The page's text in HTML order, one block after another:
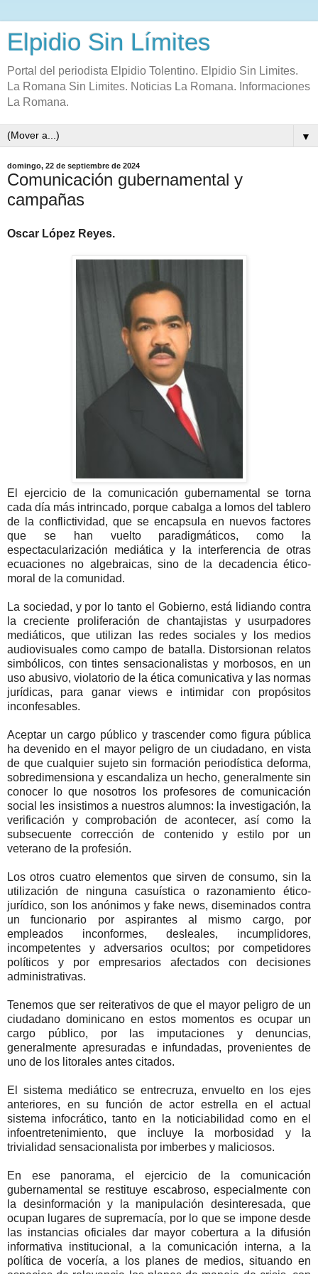
Elpidio Sin Límites
Portal del periodista Elpidio Tolentino. Elpidio Sin Limites.
La Romana Sin Limites. Noticias La Romana. Informaciones
La Romana.
▼
domingo, 22 de septiembre de 2024
Comunicación gubernamental y
campañas
Oscar López Reyes.
El ejercicio de la comunicación gubernamental se torna
cada día más intrincado, porque cabalga a lomos del tablero
de la conflictividad, que se encapsula en nuevos factores
que se han vuelto paradigmáticos, como la
espectacularización mediática y la interferencia de otras
ecuaciones no algebraicas, sino de la decadencia ético-
moral de la comunidad.
La sociedad, y por lo tanto el Gobierno, está lidiando contra
la creciente proliferación de chantajistas y usurpadores
mediáticos, que utilizan las redes sociales y los medios
audiovisuales como campo de batalla. Distorsionan relatos
simbólicos, con tintes sensacionalistas y morbosos, en un
uso abusivo, violatorio de la ética comunicativa y las normas
jurídicas, para ganar views e intimidar con propósitos
inconfesables.
Aceptar un cargo público y trascender como figura pública
ha devenido en el mayor peligro de un ciudadano, en vista
de que cualquier sujeto sin formación periodística deforma,
sobredimensiona y escandaliza un hecho, generalmente sin
conocer lo que nosotros los profesores de comunicación
social les insistimos a nuestros alumnos: la investigación, la
verificación y comprobación de acontecer, así como la
subsecuente corrección de contenido y estilo por un
veterano de la profesión.
Los otros cuatro elementos que sirven de consumo, sin la
utilización de ninguna casuística o razonamiento ético-
jurídico, son los anónimos y fake news, diseminados contra
un funcionario por aspirantes al mismo cargo, por
empleados inconformes, desleales, incumplidores,
incompetentes y adversarios ocultos; por competidores
políticos y por empresarios afectados con decisiones
administrativas.
Tenemos que ser reiterativos de que el mayor peligro de un
ciudadano dominicano en estos momentos es ocupar un
cargo público, por las imputaciones y denuncias,
generalmente apresuradas e infundadas, provenientes de
uno de los litorales antes citados.
El sistema mediático se entrecruza, envuelto en los ejes
anteriores, en su función de actor estrella en el actual
sistema infocrático, tanto en la noticiabilidad como en el
infoentretenimiento, que incluye la morbosidad y la
trivialidad sensacionalista por imberbes y maliciosos.
En ese panorama, el ejercicio de la comunicación
gubernamental se restituye escabroso, especialmente con
la desinformación y la manipulación desinteresada, que
ocupan lugares de supremacía, por lo que se impone desde
las instancias oficiales dar mayor cobertura a la difusión
informativa institucional, a la comunicación interna, a la
política de vocería, a los planes de medios, situando en